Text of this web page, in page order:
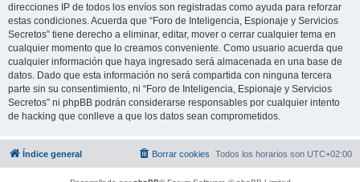
direcciones IP de todos los envíos son registradas como ayuda para reforzar
estas condiciones. Acuerda que “Foro de Inteligencia, Espionaje y Servicios
Secretos” tiene derecho a eliminar, editar, mover o cerrar cualquier tema en
cualquier momento que lo creamos conveniente. Como usuario acuerda que
cualquier información que haya ingresado será almacenada en una base de
datos. Dado que esta información no será compartida con ninguna tercera
parte sin su consentimiento, ni “Foro de Inteligencia, Espionaje y Servicios
Secretos” ni phpBB podrán considerarse responsables por cualquier intento
de hacking que conlleve a que los datos sean comprometidos.
Índice general Todos los horarios son UTC+02:00
Borrar cookies